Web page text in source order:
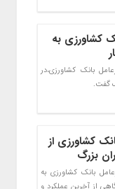
کشاورزی به
بانك كشاورزی،در
گفت.
کشاورزی از
بزرگ
بانک کشاورزی به
از آخرین عملکرد و